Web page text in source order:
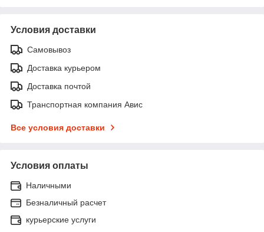
Условия доставки
Самовывоз
Доставка курьером
Доставка почтой
Транспортная компания Авис
Все условия доставки
Условия оплаты
Наличными
Безналичный расчет
курьерские услуги